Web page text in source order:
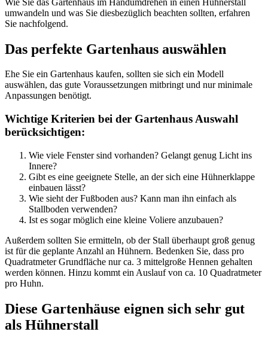
umwandeln und was Sie diesbezüglich beachten sollten, erfahren
Sie nachfolgend.
Das perfekte Gartenhaus auswählen
Ehe Sie ein Gartenhaus kaufen, sollten sie sich ein Modell
auswählen, das gute Voraussetzungen mitbringt und nur minimale
Anpassungen benötigt.
Wichtige Kriterien bei der Gartenhaus Auswahl
berücksichtigen:
Wie viele Fenster sind vorhanden? Gelangt genug Licht ins
Innere?
Gibt es eine geeignete Stelle, an der sich eine Hühnerklappe
einbauen lässt?
Wie sieht der Fußboden aus? Kann man ihn einfach als
Stallboden verwenden?
Ist es sogar möglich eine kleine Voliere anzubauen?
Außerdem sollten Sie ermitteln, ob der Stall überhaupt groß genug
ist für die geplante Anzahl an Hühnern. Bedenken Sie, dass pro
Quadratmeter Grundfläche nur ca. 3 mittelgroße Hennen gehalten
werden können. Hinzu kommt ein Auslauf von ca. 10 Quadratmeter
pro Huhn.
Diese Gartenhäuse eignen sich sehr gut
als Hühnerstall